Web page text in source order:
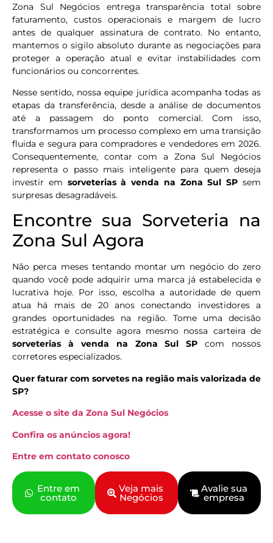
Zona Sul Negócios entrega transparência total sobre
faturamento, custos operacionais e margem de lucro
antes de qualquer assinatura de contrato. No entanto,
mantemos o sigilo absoluto durante as negociações para
proteger a operação atual e evitar instabilidades com
funcionários ou concorrentes.
Nesse sentido, nossa equipe jurídica acompanha todas as
etapas da transferência, desde a análise de documentos
até a passagem do ponto comercial. Com isso,
transformamos um processo complexo em uma transição
fluida e segura para compradores e vendedores em 2026.
Consequentemente, contar com a Zona Sul Negócios
representa o passo mais inteligente para quem deseja
investir em sorveterias à venda na Zona Sul SP sem
surpresas desagradáveis.
Encontre sua Sorveteria na
Zona Sul Agora
Não perca meses tentando montar um negócio do zero
quando você pode adquirir uma marca já estabelecida e
lucrativa hoje. Por isso, escolha a autoridade de quem
atua há mais de 20 anos conectando investidores a
grandes oportunidades na região. Tome uma decisão
estratégica e consulte agora mesmo nossa carteira de
sorveterias à venda na Zona Sul SP com nossos
corretores especializados.
Quer faturar com sorvetes na região mais valorizada de
SP?
Acesse o site da Zona Sul Negócios
Confira os anúncios agora!
Entre em contato conosco
Entre em
contato
Veja mais
Negócios
Avalie sua
empresa